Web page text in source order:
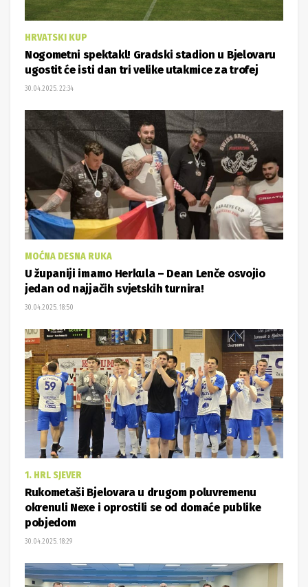
HRVATSKI KUP
Nogometni spektakl! Gradski stadion u Bjelovaru
ugostit će isti dan tri velike utakmice za trofej
30.04.2025. 22:34
MOĆNA DESNA RUKA
U županiji imamo Herkula – Dean Lenče osvojio
jedan od najjačih svjetskih turnira!
30.04.2025. 18:50
1. HRL SJEVER
Rukometaši Bjelovara u drugom poluvremenu
okrenuli Nexe i oprostili se od domaće publike
pobjedom
30.04.2025. 18:29